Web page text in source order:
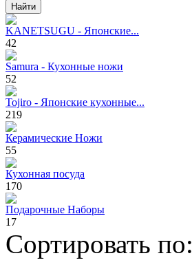
KANETSUGU - Японские...
42
Samura - Кухонные ножи
52
Tojiro - Японские кухонные...
219
Керамические Ножи
55
Кухонная посуда
170
Подарочные Наборы
17
Сортировать по: